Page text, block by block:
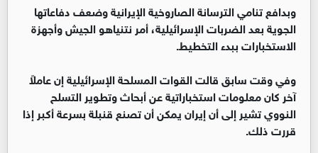
وبدافع تنامي الترسانة الصاروخية الإيرانية وضعف دفاعاتها
الجوية بعد الضربات الإسرائيلية، أمر نتنياهو الجيش وأجهزة
الاستخبارات ببدء التخطيط.
وفي وقت سابق قالت القوات المسلحة الإسرائيلية إن عاملاً
آخر كان معلومات استخباراتية عن أبحاث وتطوير التسلح
النووي تشير إلى أن إيران يمكن أن تصنع قنبلة بسرعة أكبر إذا
قررت ذلك.